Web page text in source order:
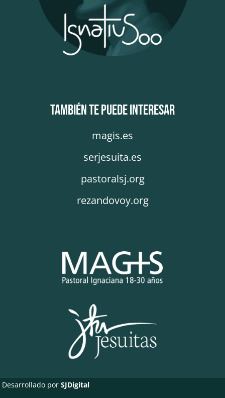
También te puede interesar
magis.es
serjesuita.es
pastoralsj.org
rezandovoy.org
Desarrollado porSJDigital